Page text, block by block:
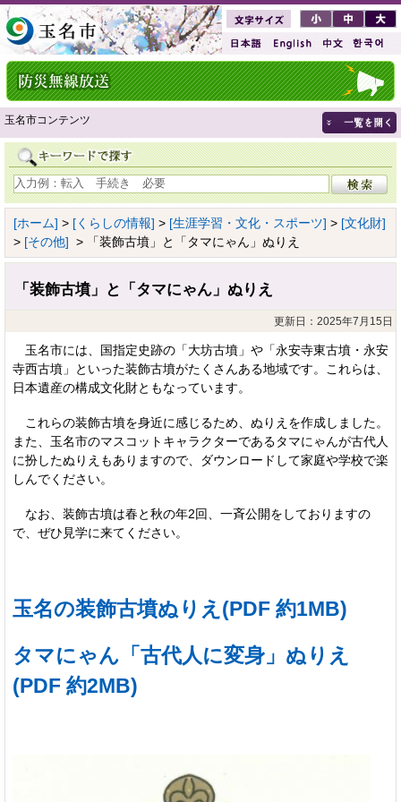
玉名市コンテンツ
[ホーム] > [くらしの情報] > [生涯学習・文化・スポーツ] > [文化財]
> [その他] > 「装飾古墳」と「タマにゃん」ぬりえ
「装飾古墳」と「タマにゃん」ぬりえ
更新日：2025年7月15日
玉名市には、国指定史跡の「大坊古墳」や「永安寺東古墳・永安
寺西古墳」といった装飾古墳がたくさんある地域です。これらは、
日本遺産の構成文化財ともなっています。
これらの装飾古墳を身近に感じるため、ぬりえを作成しました。
また、玉名市のマスコットキャラクターであるタマにゃんが古代人
に扮したぬりえもありますので、ダウンロードして家庭や学校で楽
しんでください。
なお、装飾古墳は春と秋の年2回、一斉公開をしておりますの
で、ぜひ見学に来てください。
玉名の装飾古墳ぬりえ(PDF 約1MB)
タマにゃん「古代人に変身」ぬりえ
(PDF 約2MB)